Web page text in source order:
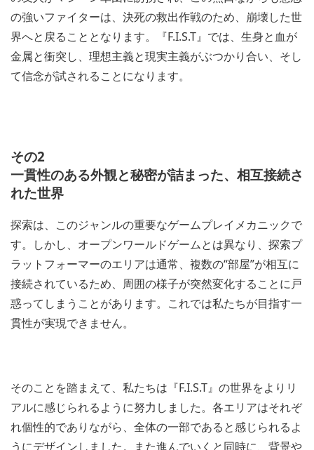
の強いファイターは、決死の救出作戦のため、崩壊した世
界へと戻ることとなります。『F.I.S.T』では、生身と血が
金属と衝突し、理想主義と現実主義がぶつかり合い、そし
て信念が試されることになります。
その2
一貫性のある外観と秘密が詰まった、相互接続さ
れた世界
探索は、このジャンルの重要なゲームプレイメカニックで
す。しかし、オープンワールドゲームとは異なり、探索プ
ラットフォーマーのエリアは通常、複数の“部屋”が相互に
接続されているため、周囲の様子が突然変化することに戸
惑ってしまうことがあります。これでは私たちが目指す一
貫性が実現できません。
そのことを踏まえて、私たちは『F.I.S.T』の世界をよりリ
アルに感じられるように努力しました。各エリアはそれぞ
れ個性的でありながら、全体の一部であると感じられるよ
うにデザインしました。また進んでいくと同時に、背景や